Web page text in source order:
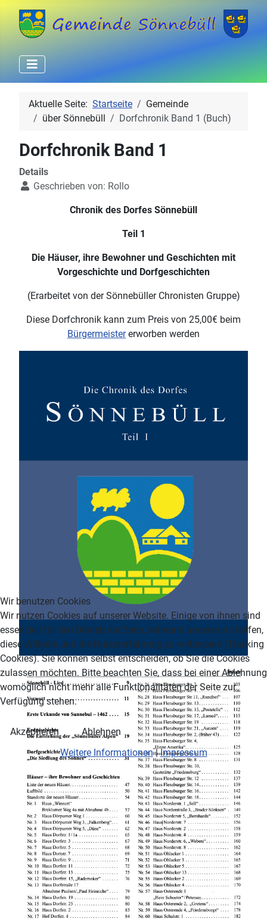
Aktuelle Seite: Startseite
Gemeinde
über Sönnebüll
Dorfchronik Band 1 (Buch)
Dorfchronik Band 1
Details
Geschrieben von: Rollo
Chronik des Dorfes Sönnebüll
Teil 1
Die Häuser, ihre Bewohner und Geschichten mit
Vorgeschichte und Dorfgeschichten
(Erarbeitet von der Sönnebüller Chronisten Gruppe)
Diese Dorfchronik kann zum Preis von 25,00€ beim
Bürgermeistererworben werden
Wir benutzen Cookies
Wir nutzen Cookies auf unserer Website. Einige von ihnen sind
essenziell für den Betrieb der Seite, während andere uns helfen,
diese Website und die Nutzererfahrung zu verbessern (Tracking
Cookies). Sie können selbst entscheiden, ob Sie die Cookies
zulassen möchten. Bitte beachten Sie, dass bei einer Ablehnung
womöglich nicht mehr alle Funktionalitäten der Seite zur
Verfügung stehen.
Akzeptieren
Ablehnen
Weitere Informationen|Impressum